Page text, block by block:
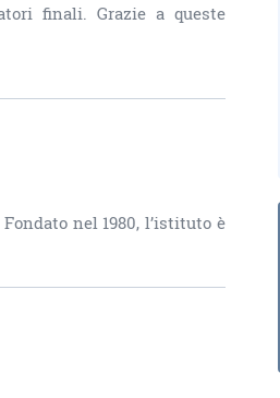
finali. Grazie a queste
nel 1980, l’istituto è